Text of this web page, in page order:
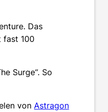
Das
fast 100
Surge“. So
von Astragon